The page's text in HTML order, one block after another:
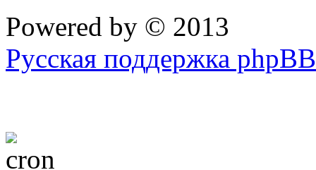
Powered by © 2013
Русская поддержка phpBB